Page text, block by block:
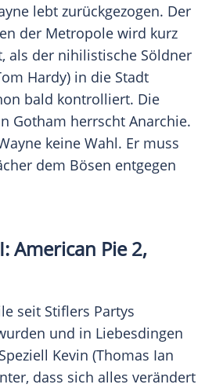
lebt zurückgezogen. Der
der Metropole wird kurz
als der nihilistische Söldner
Hardy) in die Stadt
bald kontrolliert. Die
Gotham herrscht Anarchie.
keine Wahl. Er muss
dem Bösen entgegen
American Pie2,
seit Stiflers Partys
und in Liebesdingen
Kevin (Thomas Ian
dass sich alles verändert